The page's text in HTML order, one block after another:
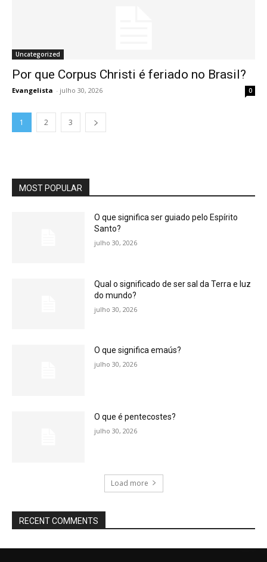
Uncategorized
Por que Corpus Christi é feriado no Brasil?
Evangelista - julho 30, 2026 0
1 2 3
MOST POPULAR
O que significa ser guiado pelo Espírito
Santo?
julho 30, 2026
Qual o significado de ser sal da Terra e luz
do mundo?
julho 30, 2026
O que significa emaús?
julho 30, 2026
O que é pentecostes?
julho 30, 2026
Load more
RECENT COMMENTS